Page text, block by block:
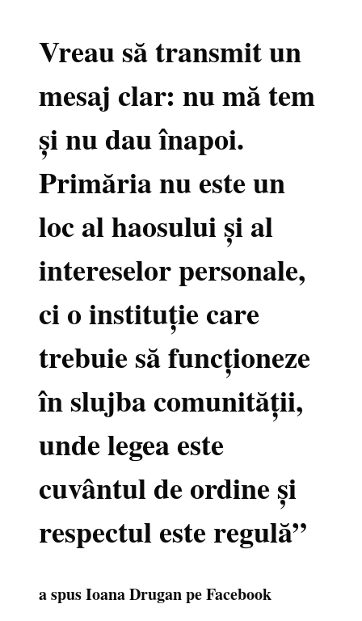
Vreau să transmit un
mesaj clar: nu mă tem
și nu dau înapoi.
Primăria nu este un
loc al haosului și al
intereselor personale,
ci o instituție care
trebuie să funcționeze
în slujba comunității,
unde legea este
cuvântul de ordine și
respectul este regulă”
a spus Ioana Drugan pe Facebook